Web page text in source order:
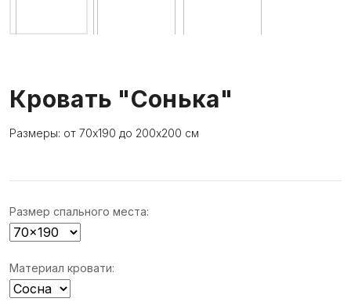
Кровать "Сонька"
Размеры: от 70х190 до 200х200 см
Размер спального места:
Материал кровати: